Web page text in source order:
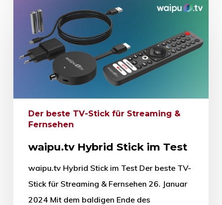
Der beste TV-Stick für Streaming &
Fernsehen
waipu.tv Hybrid Stick im Test
waipu.tv Hybrid Stick im Test Der beste TV-
Stick für Streaming & Fernsehen 26. Januar
2024 Mit dem baldigen Ende des